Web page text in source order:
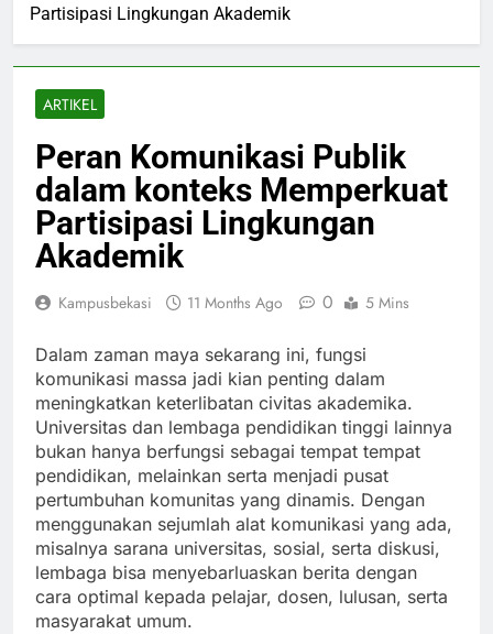
Partisipasi Lingkungan Akademik
ARTIKEL
Peran Komunikasi Publik
dalam konteks Memperkuat
Partisipasi Lingkungan
Akademik
Kampusbekasi 11 Months Ago 0 5 Mins
Dalam zaman maya sekarang ini, fungsi
komunikasi massa jadi kian penting dalam
meningkatkan keterlibatan civitas akademika.
Universitas dan lembaga pendidikan tinggi lainnya
bukan hanya berfungsi sebagai tempat tempat
pendidikan, melainkan serta menjadi pusat
pertumbuhan komunitas yang dinamis. Dengan
menggunakan sejumlah alat komunikasi yang ada,
misalnya sarana universitas, sosial, serta diskusi,
lembaga bisa menyebarluaskan berita dengan
cara optimal kepada pelajar, dosen, lulusan, serta
masyarakat umum.